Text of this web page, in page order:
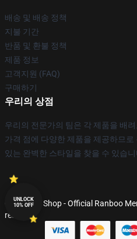
배송 및 배송 정책
지불 기간
반품 및 환불 정책
제품 정보
고객지원 (FAQ)
구매하기
우리의 상점
우리의 전문가의 팀은 각 제품을 배
가격 점에 다양한 제품을 제공하므
있는 완벽한 스타일을 찾을 수 있습니
© Ranboo Shop - Official Ranboo
reserved
UNLOCK
10% OFF